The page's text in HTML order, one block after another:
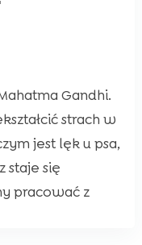
Gandhi.
strach w
jest lęk u psa,
staje się
pracować z